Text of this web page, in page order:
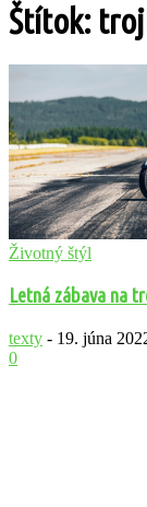
Štítok:
Životný štýl
Letná zábava na
texty - 19. júna
0